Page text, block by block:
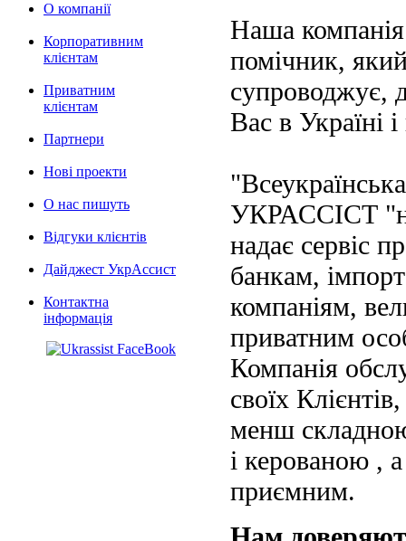
О компанії
Корпоративним
клієнтам
Приватним
клієнтам
Партнери
Нові проекти
О нас пишуть
Відгуки клієнтів
Дайджест УкрАссист
Контактна
інформація
Наша
помічник,
супроводжує,
Вас в Україні
УКРАССІСТ
надає сервіс
банкам,
компаніям,
приватним
Компанія
своїх
менш
і керованою ,
приємним.